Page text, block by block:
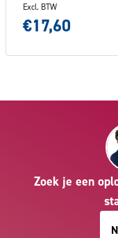
Excl. BTW
€17,60
Zoek je een